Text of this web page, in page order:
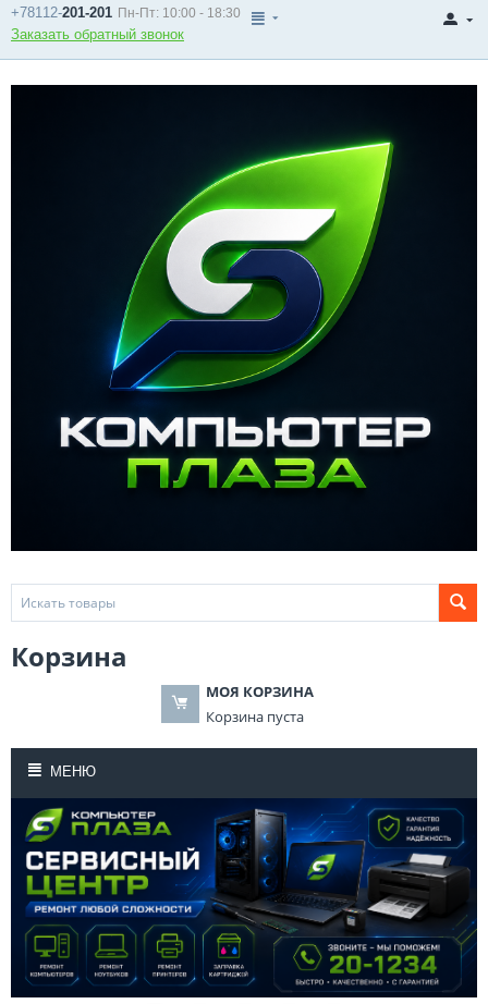
+78112-201-201 Пн-Пт: 10:00 - 18:30
Заказать обратный звонок
Корзина
МОЯ КОРЗИНА
Корзина пуста
МЕНЮ